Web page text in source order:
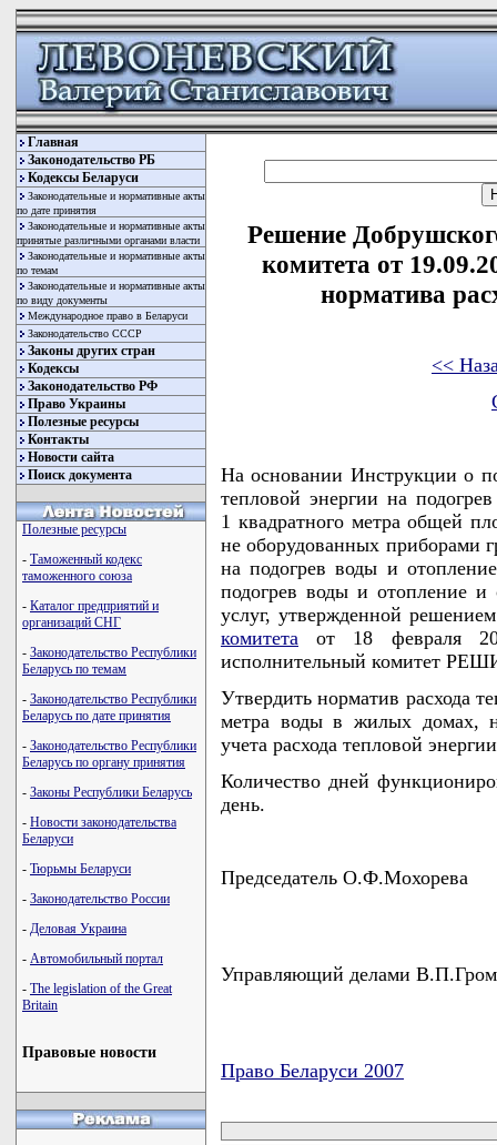
Главная
Законодательство РБ
Кодексы Беларуси
Законодательные и нормативные акты
по дате принятия
Законодательные и нормативные акты
принятые различными органами власти
Законодательные и нормативные акты
по темам
Законодательные и нормативные акты
по виду документы
Международное право в Беларуси
Законодательство СССР
Законы других стран
Кодексы
Законодательство РФ
Право Украины
Полезные ресурсы
Контакты
Новости сайта
Поиск документа
Полезные ресурсы
- Таможенный кодекс
таможенного союза
- Каталог предприятий и
организаций СНГ
- Законодательство Республики
Беларусь по темам
- Законодательство Республики
Беларусь по дате принятия
- Законодательство Республики
Беларусь по органу принятия
- Законы Республики Беларусь
- Новости законодательства
Беларуси
- Тюрьмы Беларуси
- Законодательство России
- Деловая Украина
- Автомобильный портал
- The legislation of the Great
Britain
Правовые новости
Решение
комитета от
норматива
<<
На основании Инструкции о
тепловой энергии на
1 квадратного метра общей
не оборудованных приборами
на подогрев воды и
подогрев воды и отопление и
услуг, утвержденной
комитета от 18 февраля
исполнительный комитет
Утвердить норматив расхода
метра воды в жилых домах,
учета расхода тепловой
Количество дней
день.
Председатель О.Ф.Мохорева
Управляющий делами
Право Беларуси 2007